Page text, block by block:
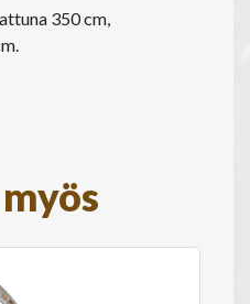
350 cm,